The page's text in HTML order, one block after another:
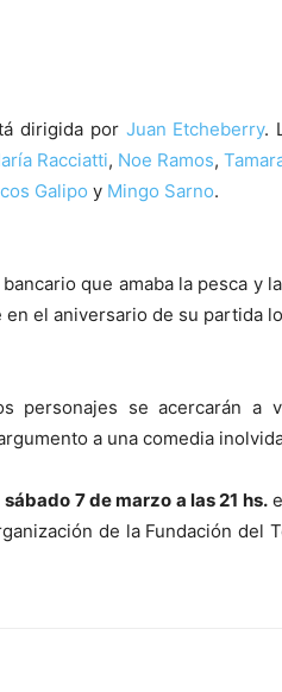
dirigida por Juan Etcheberry.
Racciatti, Noe Ramos,
Galipo y Mingo Sarno.
que amaba la pesca y
el aniversario de su partida
personajes se acercarán a
a una comedia
sábado 7 de marzo a las 21 hs.
de la Fundación del